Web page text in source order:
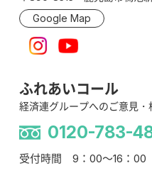
Google Map
ふれあいコール
経済連グループへのご意見・
0120-783-
受付時間 9：00～16：00